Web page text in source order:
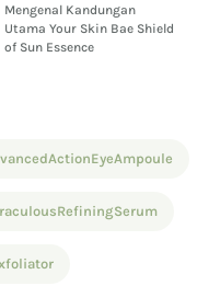
Mengenal Kandungan
Utama Your Skin Bae Shield
of Sun Essence